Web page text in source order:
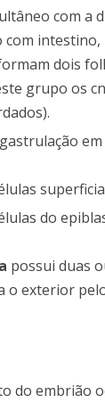
com
dois
grupo os
do
possui duas
o exterior
do embrião